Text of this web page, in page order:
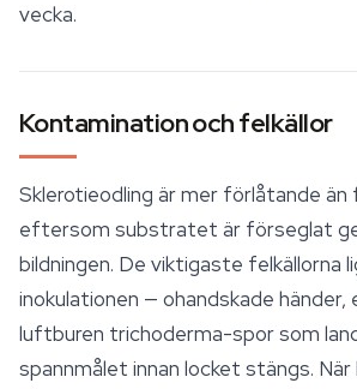
vecka.
Kontamination och felkällor
Sklerotieodling är mer förlåtande
eftersom substratet är förseglat
bildningen. De viktigaste felkällorna
inokulationen — ohandskade händer,
luftburen trichoderma-spor som
spannmålet innan locket stängs. När